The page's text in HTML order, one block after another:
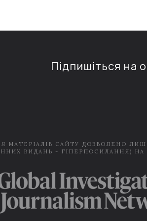
Підпишіться на
МАТЕРІАЛІВ САЙТУ ДОЗВОЛЕНО
ВИДАНЬ - ГІПЕРПОСИЛАННЯ) НА